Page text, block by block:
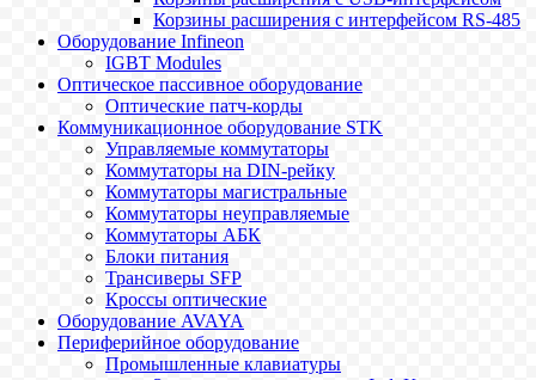
Корзины расширения с интерфейсом RS-485
Оборудование Infineon
IGBT Modules
Оптическое пассивное оборудование
Оптические патч-корды
Коммуникационное оборудование STK
Управляемые коммутаторы
Коммутаторы на DIN-рейку
Коммутаторы магистральные
Коммутаторы неуправляемые
Коммутаторы АБК
Блоки питания
Трансиверы SFP
Кроссы оптические
Оборудование AVAYA
Периферийное оборудование
Промышленные клавиатуры